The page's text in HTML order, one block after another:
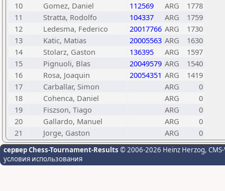
10
Gomez, Daniel 112569 ARG
1778
11
Stratta, Rodolfo 104337 ARG
1759
12
Ledesma, Federico 20017766 ARG
1730
13
Katic, Matias 20005563 ARG
1630
14
Stolarz, Gaston 136395 ARG
1597
15
Pignuoli, Blas 20049579 ARG
1540
16
Rosa, Joaquin 20054351 ARG
1419
17
Carballar, Simon ARG
0
18
Cohenca, Daniel ARG
0
19
Fiszson, Tiago ARG
0
20
Gallardo, Manuel ARG
0
21
Jorge, Gaston ARG 0
сервер Chess-Tournament-Results © 2006-2026 Heinz Herzog,
условия использования